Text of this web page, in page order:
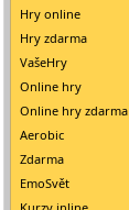
Hry online
Hry zdarma
VašeHry
Online hry
Online hry zdarma
Aerobic
Zdarma
EmoSvět